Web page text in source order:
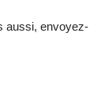
aussi, envoyez-